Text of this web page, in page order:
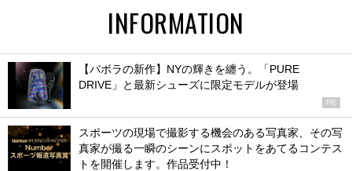
INFORMATION
【バボラの新作】NYの輝きを纏う。「PURE
DRIVE」と最新シューズに限定モデルが登場
PR
スポーツの現場で撮影する機会のある写真家、その写
真家が撮る一瞬のシーンにスポットをあてるコンテス
トを開催します。作品受付中！